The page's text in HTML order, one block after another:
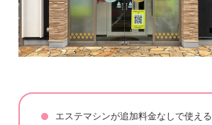
エステマシンが追加料金なしで使える